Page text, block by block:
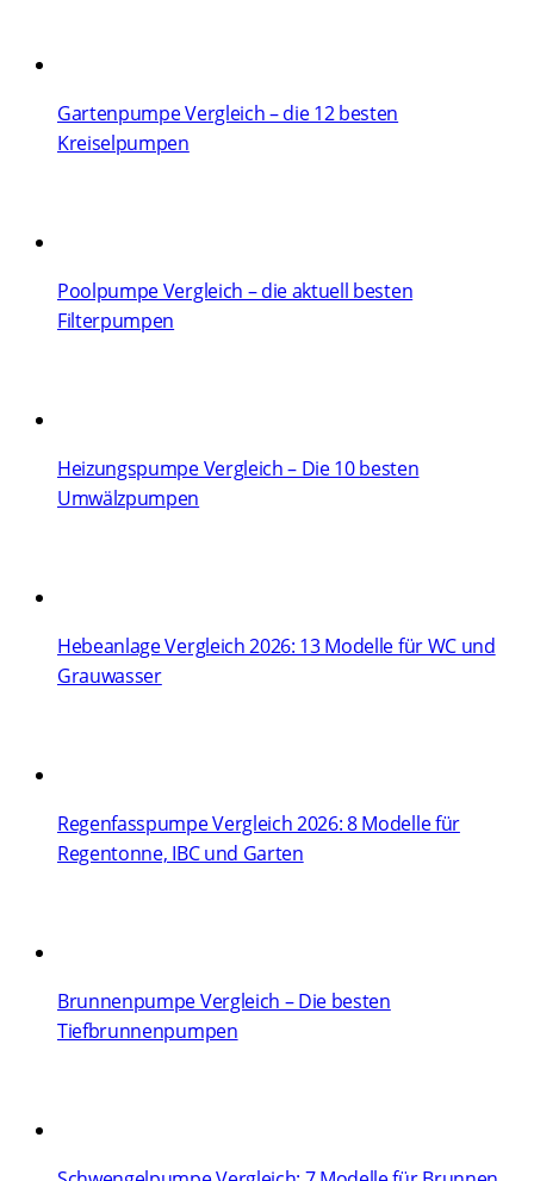
Gartenpumpe Vergleich – die 12 besten
Kreiselpumpen
Poolpumpe Vergleich – die aktuell besten
Filterpumpen
Heizungspumpe Vergleich – Die 10 besten
Umwälzpumpen
Hebeanlage Vergleich 2026: 13 Modelle für WC und
Grauwasser
Regenfasspumpe Vergleich 2026: 8 Modelle für
Regentonne, IBC und Garten
Brunnenpumpe Vergleich – Die besten
Tiefbrunnenpumpen